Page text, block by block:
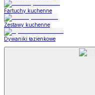
Fartuchy kuchenne
Zestawy kuchenne
Dywaniki łazienkowe